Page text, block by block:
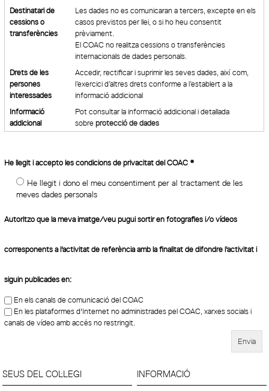
Destinatari de
cessions o
transferències
Les dades no es comunicaran a tercers, excepte en els
casos previstos per llei, o si ho heu consentit
prèviament.
El COAC no realitza cessions o transferències
internacionals de dades personals.
Drets de les
persones
interessades
Accedir, rectificar i suprimir les seves dades, així com,
l’exercici d’altres drets conforme a l’establert a la
informació addicional
Informació
addicional
Pot consultar la informació addicional i detallada
sobreprotecció de dades
He llegit i accepto les condicions de privacitat del COAC *
He llegit i dono el meu consentiment per al tractament de les
meves dades personals
Autoritzo que la meva imatge/veu pugui sortir en fotografies i/o vídeos
corresponents a l'activitat de referència amb la finalitat de difondre l'activitat i
siguin publicades en:
En els canals de comunicació del COAC
En les plataformes d'Internet no administrades pel COAC, xarxes socials i
canals de vídeo amb accés no restringit.
SEUS DEL COL·LEGI INFORMACIÓ